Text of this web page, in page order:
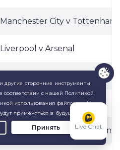
Manchester City v Tottenham
Liverpool v Arsenal
Manchester City v Brentford
Manchester City v Arsenal
Tottenham Hotspur v Arsenal
Live Chat